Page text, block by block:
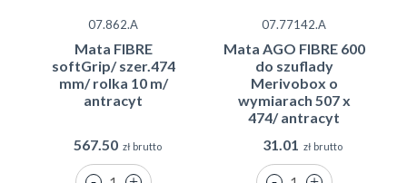
07.862.A
Mata FIBRE
softGrip/ szer.474
mm/ rolka 10 m/
antracyt
567.50 zł brutto
07.77142.A
Mata AGO FIBRE 600
do szuflady
Merivobox o
wymiarach 507 x
474/ antracyt
31.01
zł brutto